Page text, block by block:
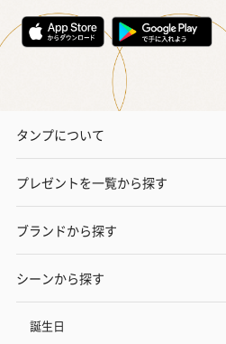
タンプについて
プレゼントを一覧から探す
ブランドから探す
シーンから探す
誕生日